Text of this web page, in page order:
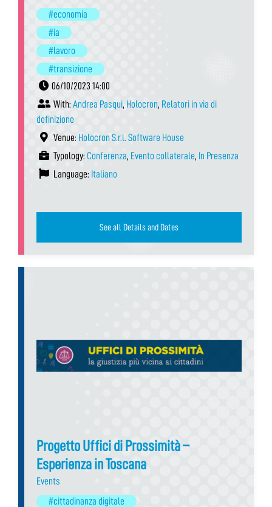
#economia
#ia
#lavoro
#transizione
06/10/2023 14:00
With: Andrea Pasqui, Holocron, Relatori in via di
definizione
Venue: Holocron S.r.l. Software House
Typology: Conferenza, Evento collaterale, In Presenza
Language: Italiano
See all Details and Dates
Progetto Uffici di Prossimità –
Esperienza in Toscana
Events
#cittadinanza digitale